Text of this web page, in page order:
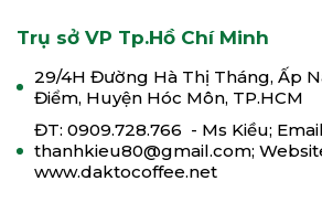
Trụ sở VP Tp.Hồ Chí Minh
29/4H Đường Hà Thị Tháng, Ấp
Điểm, Huyện Hóc Môn, TP.HCM
ĐT: 0909.728.766 - Ms Kiều;
thanhkieu80@gmail.com;
www.daktocoffee.net